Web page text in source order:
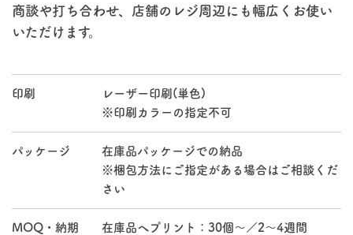
商談や打ち合わせ、店舗のレジ周辺にも幅広くお使い
いただけます。
印刷
レーザー印刷(単色)
※印刷カラーの指定不可
パッケージ
在庫品パッケージでの納品
※梱包方法にご指定がある場合はご相談くだ
さい
MOQ・納期
在庫品へプリント：30個～／2～4週間